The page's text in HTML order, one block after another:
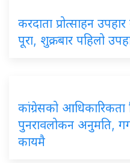
करदाता प्रोत्साहन उपहार
पूरा, शुक्रबार पहिलो
कांग्रेसको आधिकारिकता
पुनरावलोकन अनुमति,
कायमै